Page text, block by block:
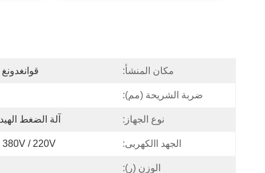
مكان المنشأ:
ضربة الشريحة (مم):
نوع الجهاز: آلة الضغط
الجهد االكهربى: 380V / 220V اختياري
الوزن (ر):